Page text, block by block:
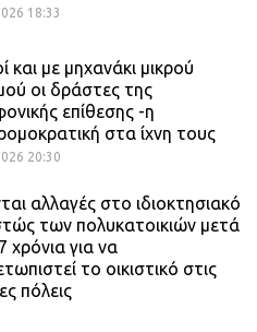
18:33
και με μηχανάκι μικρού
οι δράστες της
επίθεσης -η
στα ίχνη τους
20:30
αλλαγές στο ιδιοκτησιακό
των πολυκατοικιών μετά
χρόνια για να
το οικιστικό στις
πόλεις